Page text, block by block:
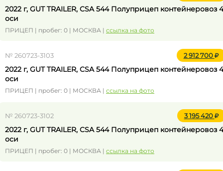
2022 г, GUT TRAILER, CSA 544 Полуприцеп контейнеровоз 4
оси
ПРИЦЕП | пробег: 0 | МОСКВА | ссылка на фото
№ 260723-3103 2 912 700
2022 г, GUT TRAILER, CSA 544 Полуприцеп контейнеровоз 4
оси
ПРИЦЕП | пробег: 0 | МОСКВА | ссылка на фото
№ 260723-3102 3 195 420
2022 г, GUT TRAILER, CSA 544 Полуприцеп контейнеровоз 4
оси
ПРИЦЕП | пробег: 0 | МОСКВА | ссылка на фото